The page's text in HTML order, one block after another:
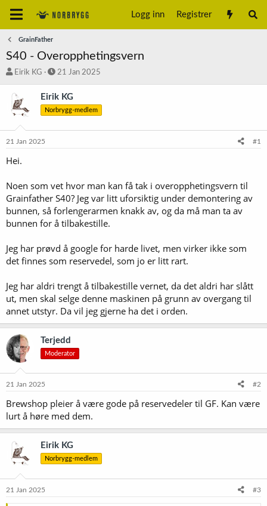
Logg inn Registrer
GrainFather
S40 - Overopphetingsvern
T
å
d
s
t
Eirik KG
S
a
r
t
21 Jan 2025
Eirik KG
Norbrygg-medlem
21 Jan 2025 #1
Hei.
Noen som vet hvor man kan få tak i overopphetingsvern til
Grainfather S40? Jeg var litt uforsiktig under demontering av
bunnen, så forlengerarmen knakk av, og da må man ta av
bunnen for å tilbakestille.
Jeg har prøvd å google for harde livet, men virker ikke som
det finnes som reservedel, som jo er litt rart.
Jeg har aldri trengt å tilbakestille vernet, da det aldri har slått
ut, men skal selge denne maskinen på grunn av overgang til
annet utstyr. Da vil jeg gjerne ha det i orden.
Terjedd
Moderator
21 Jan 2025 #2
Brewshop pleier å være gode på reservedeler til GF. Kan være
lurt å høre med dem.
Eirik KG
Norbrygg-medlem
21 Jan 2025 #3